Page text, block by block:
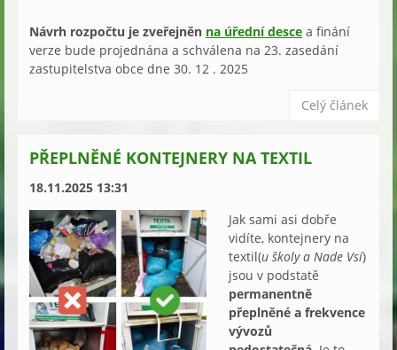
Návrh rozpočtu je zveřejněn na úřední desce a finání
verze bude projednána a schválena na 23. zasedání
zastupitelstva obce dne 30. 12 . 2025
Celý článek
PŘEPLNĚNÉ KONTEJNERY NA TEXTIL
18.11.2025 13:31
Jak sami asi dobře
vidíte, kontejnery na
textil(u školy a Nade Vsí)
jsou v podstatě
permanentně
přeplněné a frekvence
vývozů